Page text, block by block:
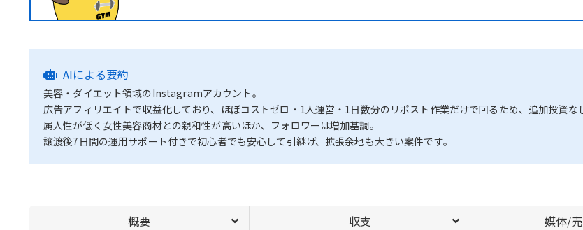
AIによる要約
美容・ダイエット領域のInstagramアカウント。
広告アフィリエイトで収益化しており、ほぼコストゼロ・1人運営・1日数分のリポスト作業だけで回るため、追加投資な
属人性が低く女性美容商材との親和性が高いほか、フォロワーは増加基調。
譲渡後7日間の運用サポート付きで初心者でも安心して引継げ、拡張余地も大きい案件です。
概要 収支 媒体/